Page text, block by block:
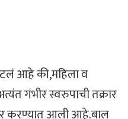
आहे की,महिला व
गंभीर स्वरुपाची तक्रार
करण्यात आली आहे.बाल